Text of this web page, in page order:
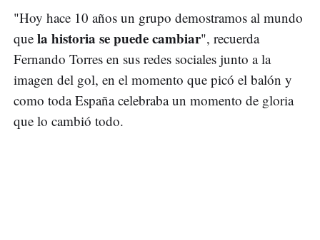
"Hoy hace 10 años un grupo demostramos al mundo
que la historia se puede cambiar", recuerda
Fernando Torres en sus redes sociales junto a la
imagen del gol, en el momento que picó el balón y
como toda España celebraba un momento de gloria
que lo cambió todo.